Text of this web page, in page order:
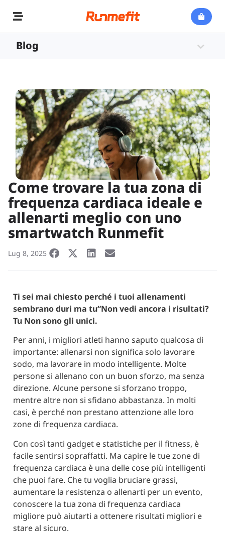
Blog
Come trovare la tua zona di
frequenza cardiaca ideale e
allenarti meglio con uno
smartwatch Runmefit
Lug 8, 2025
Ti sei mai chiesto perché i tuoi allenamenti
sembrano duri ma tu“Non vedi ancora i risultati?
Tu Nonsono gli unici.
Per anni, i migliori atleti hanno saputo qualcosa di
importante: allenarsi non significa solo lavorare
sodo, ma lavorare in modo intelligente. Molte
persone si allenano con un buon sforzo, ma senza
direzione. Alcune persone si sforzano troppo,
mentre altre non si sfidano abbastanza. In molti
casi, è perché non prestano attenzione alle loro
zone di frequenza cardiaca.
Con così tanti gadget e statistiche per il fitness, è
facile sentirsi sopraffatti. Ma capire le tue zone di
frequenza cardiaca è una delle cose più intelligenti
che puoi fare. Che tu voglia bruciare grassi,
aumentare la resistenza o allenarti per un evento,
conoscere la tua zona di frequenza cardiaca
migliore può aiutarti a ottenere risultati migliori e
stare al sicuro.